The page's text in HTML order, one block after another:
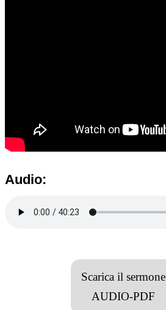
Audio:
Scarica il sermone
AUDIO-PDF